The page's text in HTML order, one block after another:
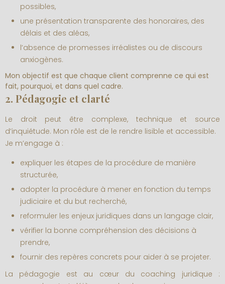
possibles,
une présentation transparente des honoraires, des
délais et des aléas,
l’absence de promesses irréalistes ou de discours
anxiogènes.
Mon objectif est que chaque client comprenne ce qui est
fait, pourquoi, et dans quel cadre.
2. Pédagogie et clarté
Le droit peut être complexe, technique et source
d’inquiétude. Mon rôle est de le rendre lisible et accessible.
Je m’engage à :
expliquer les étapes de la procédure de manière
structurée,
adopter la procédure à mener en fonction du temps
judiciaire et du but recherché,
reformuler les enjeux juridiques dans un langage clair,
vérifier la bonne compréhension des décisions à
prendre,
fournir des repères concrets pour aider à se projeter.
La pédagogie est au cœur du coaching juridique :